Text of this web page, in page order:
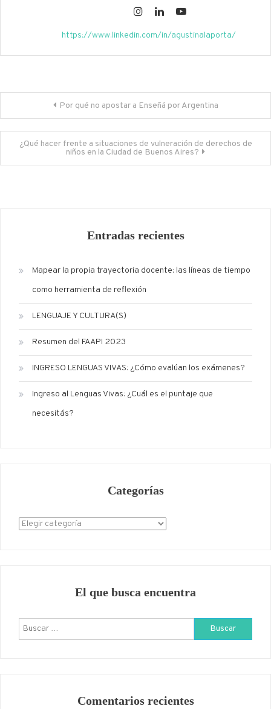
https://www.linkedin.com/in/agustinalaporta/
Navegación
de
entradas
Por qué no apostar a Enseñá por Argentina
¿Qué hacer frente a situaciones de vulneración de derechos de
niños en la Ciudad de Buenos Aires?
Entradas recientes
Mapear la propia trayectoria docente: las líneas de tiempo
como herramienta de reflexión
LENGUAJE Y CULTURA(S)
Resumen del FAAPI 2023
INGRESO LENGUAS VIVAS: ¿Cómo evalúan los exámenes?
Ingreso al Lenguas Vivas: ¿Cuál es el puntaje que
necesitás?
Categorías
Categorías
El que busca encuentra
Buscar:
Comentarios recientes